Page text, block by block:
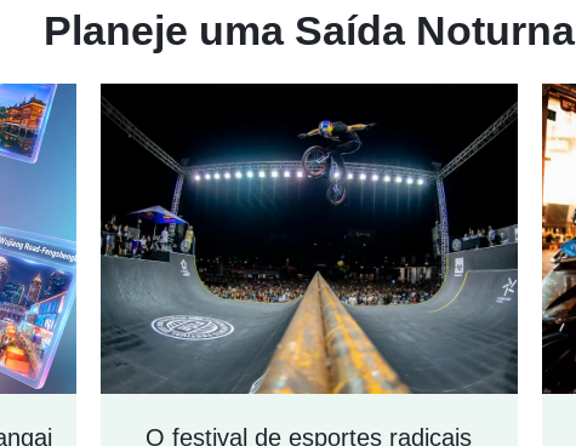
Planeje uma Saída Noturna
O festival de esportes radicais